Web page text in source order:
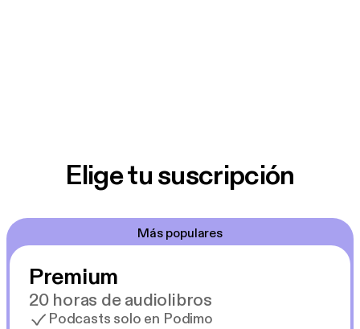
Elige tu suscripción
Más populares
Premium
20 horas de audiolibros
Podcasts solo en Podimo